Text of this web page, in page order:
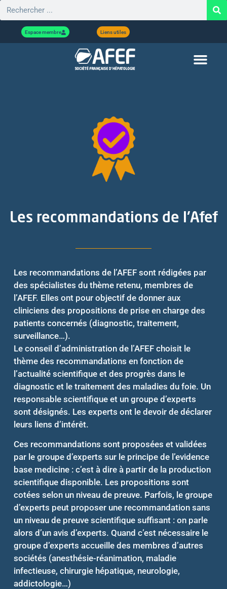
Espace membre Liens utiles
Les recommandations de l'Afef
Les recommandations de l’AFEF sont rédigées par
des spécialistes du thème retenu, membres de
l’AFEF. Elles ont pour objectif de donner aux
cliniciens des propositions de prise en charge des
patients concernés (diagnostic, traitement,
surveillance…).
Le conseil d’administration de l’AFEF choisit le
thème des recommandations en fonction de
l’actualité scientifique et des progrès dans le
diagnostic et le traitement des maladies du foie. Un
responsable scientifique et un groupe d’experts
sont désignés. Les experts ont le devoir de déclarer
leurs liens d’intérêt.
Ces recommandations sont proposées et validées
par le groupe d’experts sur le principe de l’evidence
base medicine : c’est à dire à partir de la production
scientifique disponible. Les propositions sont
cotées selon un niveau de preuve. Parfois, le groupe
d’experts peut proposer une recommandation sans
un niveau de preuve scientifique suffisant : on parle
alors d’un avis d’experts. Quand c’est nécessaire le
groupe d’experts accueille des membres d’autres
sociétés (anesthésie-réanimation, maladie
infectieuse, chirurgie hépatique, neurologie,
addictologie…)